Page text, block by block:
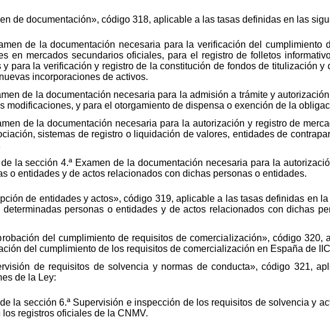
de documentación», código 318, aplicable a las tasas definidas en las
de la documentación necesaria para la verificación del cumplimiento
en mercados secundarios oficiales, para el registro de folletos
para la verificación y registro de la constitución de fondos de titulización y
incorporaciones de activos.
de la documentación necesaria para la admisión a trámite y
modificaciones, y para el otorgamiento de dispensa o exención de la
de la documentación necesaria para la autorización y registro de
sistemas de registro o liquidación de valores, entidades de
la sección 4.ª Examen de la documentación necesaria para la
o entidades y de actos relacionados con dichas personas o entidades.
de entidades y actos», código 319, aplicable a las tasas definidas en
determinadas personas o entidades y de actos relacionados con dichas
del cumplimiento de requisitos de comercialización», código 320,
del cumplimiento de los requisitos de comercialización en España de
de requisitos de solvencia y normas de conducta», código 321,
de la Ley:
la sección 6.ª Supervisión e inspección de los requisitos de solvencia y
registros oficiales de la CNMV.